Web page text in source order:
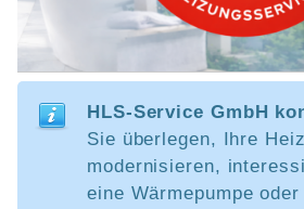
HLS-Service GmbH
Sie überlegen, Ihre
modernisieren,
eine Wärmepumpe